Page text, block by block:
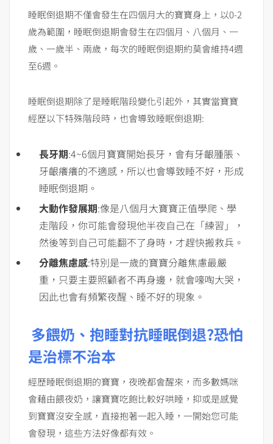
睡眠倒退期不僅會發生在四個月大的寶寶身上，以0-2
歲為範圍，睡眠倒退期會發生在四個月、八個月、一
歲、一歲半、兩歲，每次的睡眠倒退期約莫會維持4週
至6週。
睡眠倒退期除了是睡眠階段變化引起外，其實當寶寶
經歷以下特殊階段時，也會導致睡眠倒退期:
長牙期:4~6個月寶寶開始長牙，會有牙齦腫脹、
牙齦癢癢的不適感，所以也會導致睡不好，形成
睡眠倒退期。
大動作發展期:像是八個月大寶寶正值學爬、學
走階段，你可能會發現他半夜自己在「練習」，
然後等到自己可能翻不了身時，才趕快搬救兵。
分離焦慮感:特別是一歲的寶寶分離焦慮最嚴
重，只要主要照顧者不再身邊，就會嚎啕大哭，
因此也會有頻繁夜醒、睡不好的現象。
多餵奶、抱睡對抗睡眠倒退?恐怕
是治標不治本
經歷睡眠倒退期的寶寶，夜晚都會醒來，而多數媽咪
會藉由餵夜奶，讓寶寶吃飽比較好哄睡，抑或是感覺
到寶寶沒安全感，直接抱著一起入睡，一開始您可能
會發現，這些方法好像都有效。